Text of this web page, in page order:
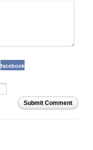
facebook
Submit Comment